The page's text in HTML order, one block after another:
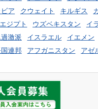
ア
クウェイト キルギス
エジプト ウズベキスタン イ
激派
イスラエル イエメン
連邦
アフガニスタン アゼ